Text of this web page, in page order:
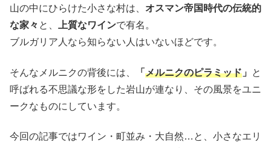
山の中にひらけた小さな村は、 オスマン帝国時代の伝統的
な家々 と、 上質なワインで有名。
ブルガリア人なら知らない人はいないほどです。
そんなメルニクの背後には、 「 メルニクのピラミッド 」
と
呼ばれる不思議な形をした岩山が連なり、その風景をユニ
ークなものにしています。
今回の記事ではワイン・町並み・大自然…と、小さなエリ